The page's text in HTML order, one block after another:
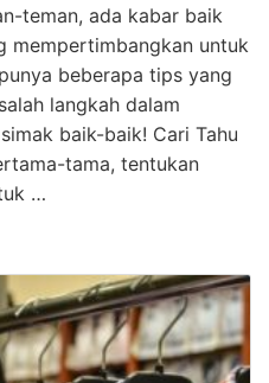
teman, ada kabar baik
mempertimbangkan untuk
beberapa tips yang
langkah dalam
baik-baik! Cari Tahu
tama, tentukan
…